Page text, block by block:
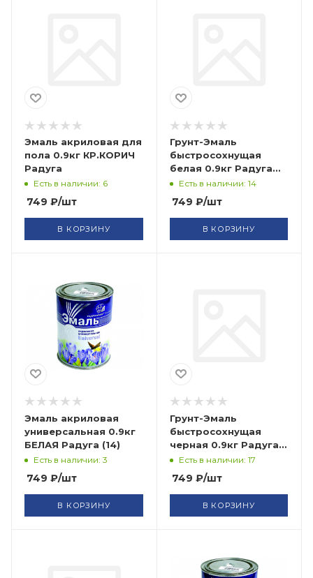
Эмаль акриловая для
пола 0.9кг КР.КОРИЧ
Радуга
Есть в наличии: 6
749 ₽/шт
В КОРЗИНУ
Грунт-Эмаль
быстросохнущая
белая 0.9кг Радуга
(14)Есть в наличии: 14
749 ₽/шт
В КОРЗИНУ
Эмаль акриловая
универсальная 0.9кг
БЕЛАЯ Радуга (14)
Есть в наличии: 3
749 ₽/шт
В КОРЗИНУ
Грунт-Эмаль
быстросохнущая
черная 0.9кг Радуга
(14)Есть в наличии: 17
749 ₽/шт
В КОРЗИНУ